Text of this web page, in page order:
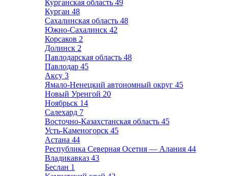
Курганская область 49
Курган 48
Сахалинская область 48
Южно-Сахалинск 42
Корсаков 2
Долинск 2
Павлодарская область 48
Павлодар 45
Аксу 3
Ямало-Ненецкий автономный округ 45
Новый Уренгой 20
Ноябрьск 14
Салехард 7
Восточно-Казахстанская область 45
Усть-Каменогорск 45
Астана 44
Республика Северная Осетия — Алания 44
Владикавказ 43
Беслан 1